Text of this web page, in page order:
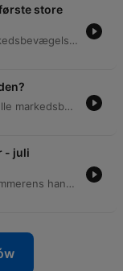
store
I denne episode analyseres de seneste markedsbevægelser, herunder tech-aktiernes genkomst, Novo Nordisks kursudvikling og de geopolitiske risici for olieprisen grundet spændinger i Ukraine og Hormuzstrædet. Vi dykker ned i de enorme investeringspres inden for AI, betydningen af dagsoptioner for markedsvolatilitet og de økonomiske konsekvenser af ekstrem gearing. Derudover diskuteres fremtidige muligheder inden for genomics, psykiatriske produkter og droneteknologi. Episoden belyser desuden Kinas dominans inden for sjældne jordarter, kryptovalutaens rolle som infrastruktur for AI-agenter samt de økonomiske perspektiver for SpaceX og vækstaktier i et miljø med stigende renter.
I denne episode analyserer panelet de aktuelle markedsbevægelser, herunder Frank Hvids rotation mod mere defensive aktier og bekymringer omkring AI-sektoren samt betydningen af geopolitik og valutainterventioner mellem Japan og USA. Der kastes lys over usikkerheden i medicinalbranchen med fokus på Novo Nordisk og de økonomiske risici ved yen carry trade. Panelet undersøger desuden de globale investeringsbooms inden for AI, grøn omstilling og oprustning samt udfordringerne ved at værdisætte tech-aktier i et marked drevet af sentiment. Afslutningsvis diskuteres strategiske muligheder i Latinamerika og Kina samt de økonomiske konsekvenser af kollapset af Leopold Assenbrenners AI-hedgefond.
- juli
Episoden starter med en gennemgang af sommerens handelsaktiviteter, herunder porteføljeændringer og markedsstatus i Danmark, USA og Japan med fokus på tech-regnskaber fra Amazon og Apple. Der kigges nærmere på specifikke sektorer som dækbranchen, shipping (LPG og tankskibe) samt industrielle muligheder inden for stål, transportudstyr og ædelmetaller. Der foretages desuden teknisk analyse af Novo Nordisk og diskussioner om selskaber som Rockwool og Røgvuld. Afslutningsvis analyseres oliesektoren, herunder de svenske selskaber kontra Shells position, samt potentialet i Royal Unibrews sodavandsforretning.